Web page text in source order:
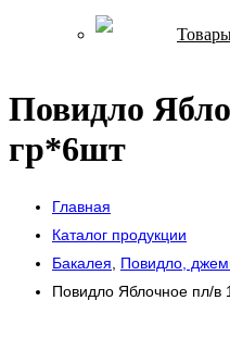
Повидло
гр*6шт
Главная
Каталог продукции
Бакалея
Повидло,
Повидло Яблочное пл/в